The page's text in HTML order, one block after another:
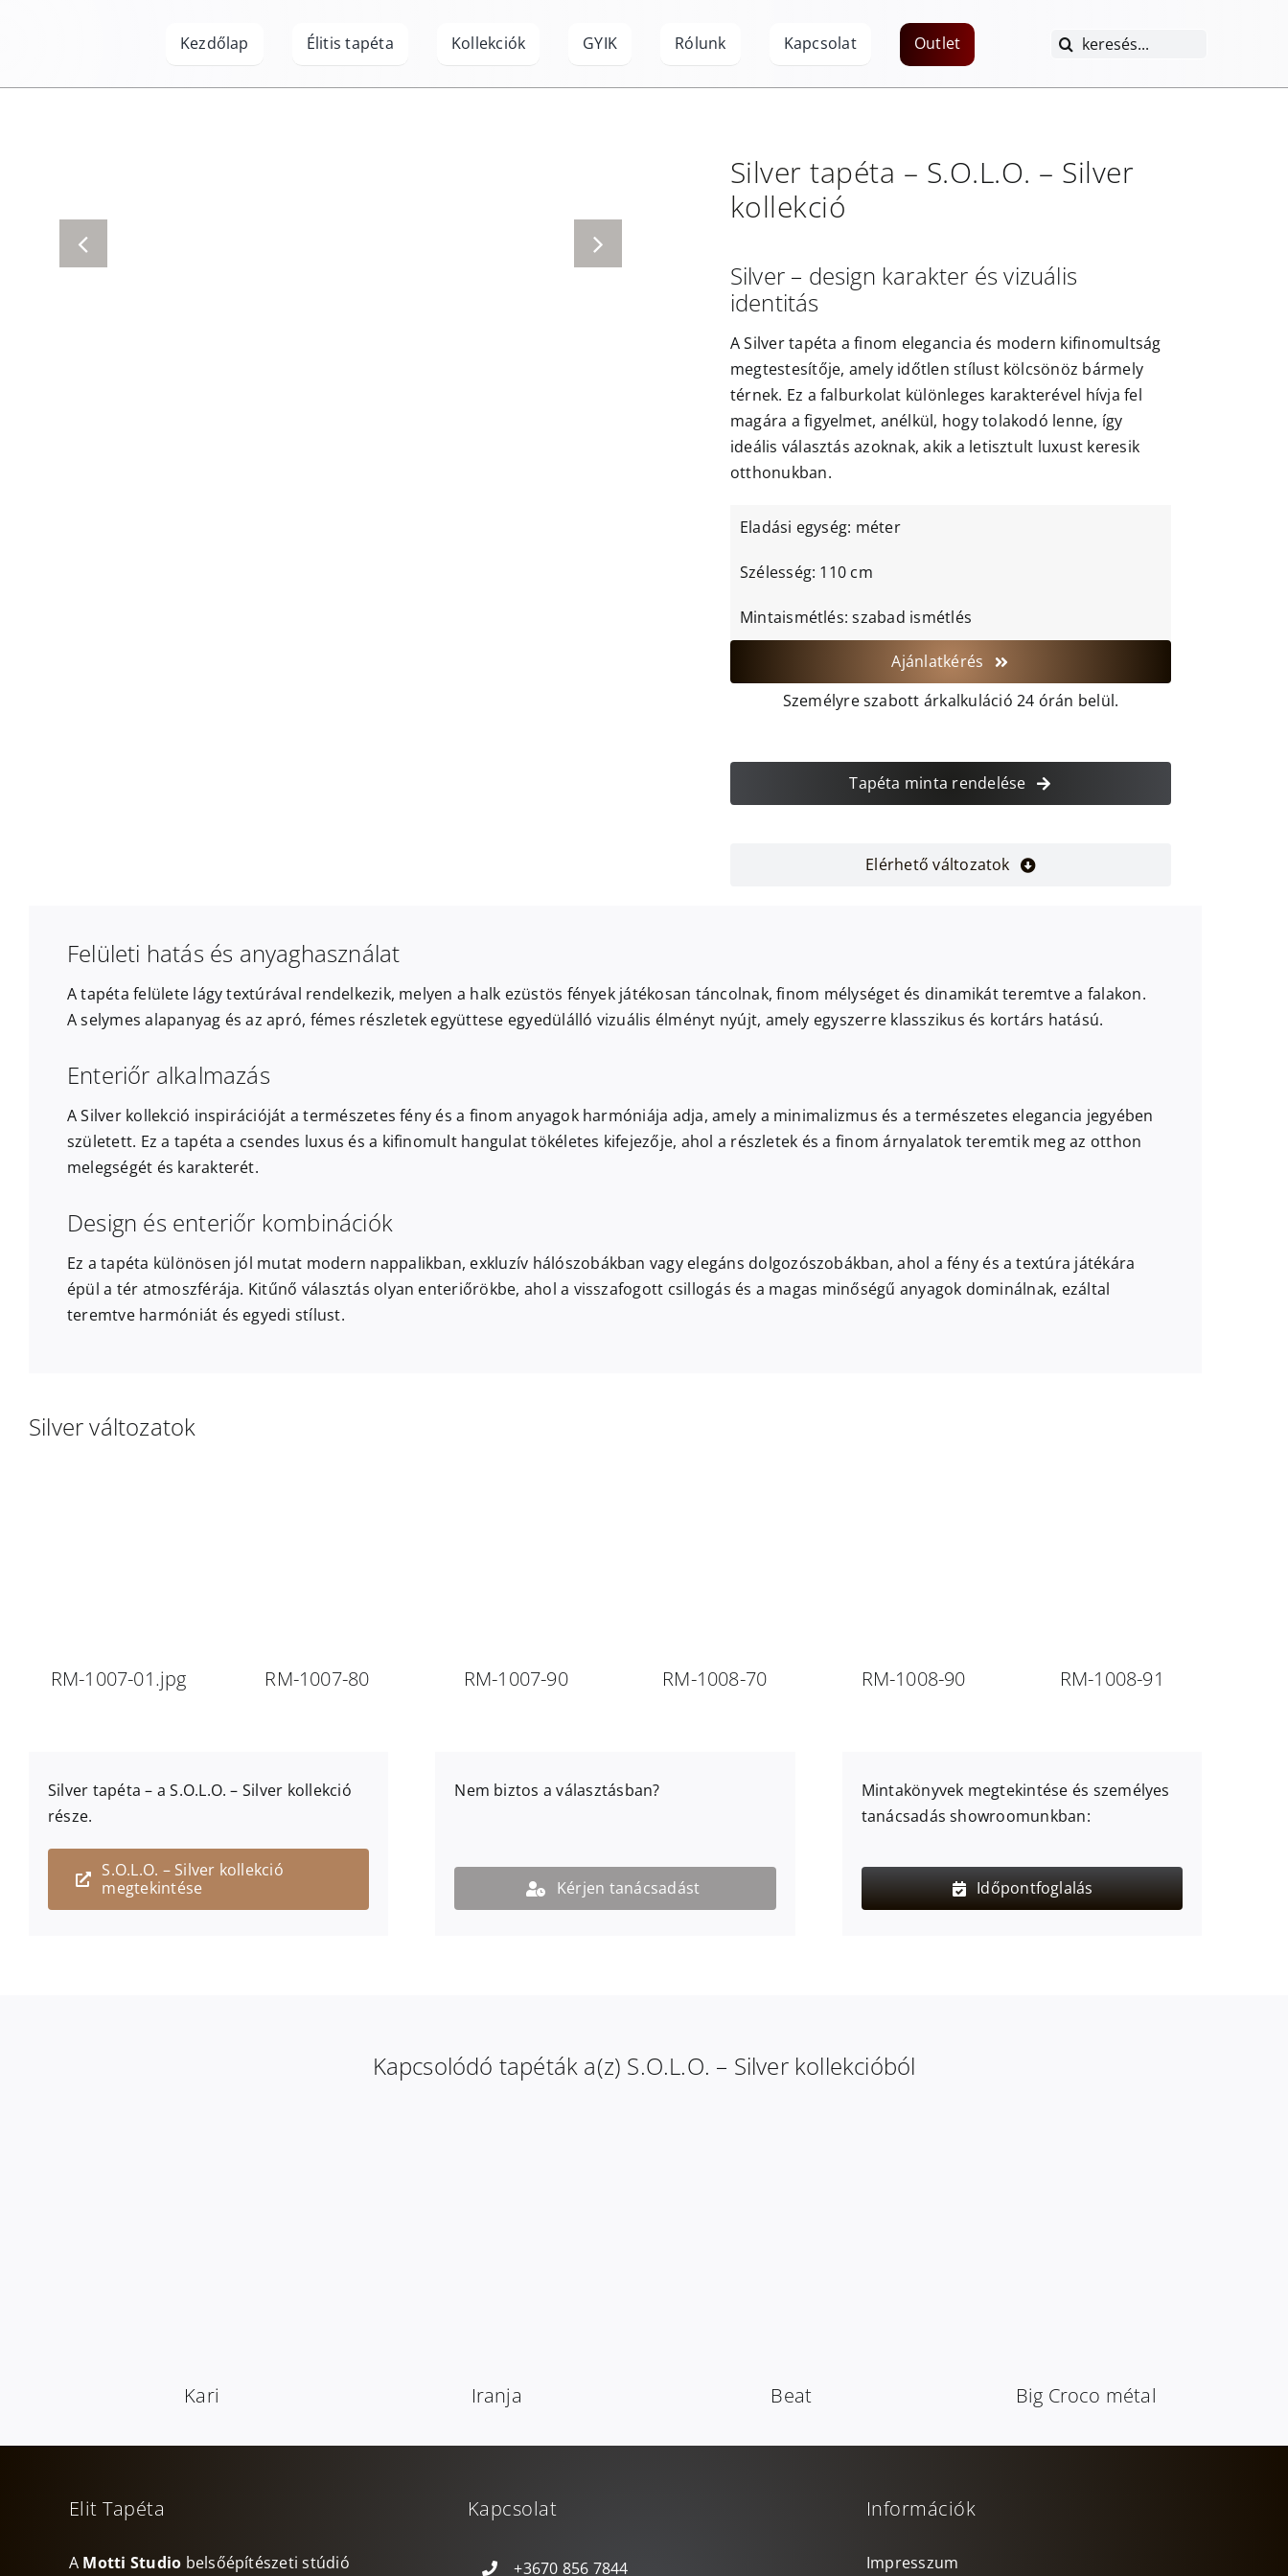
Kezdőlap
Élitis tapéta Kollekciók GYIK Rólunk Kapcsolat Outlet Keresés...
Silver tapéta – S.O.L.O. – Silver
kollekció
Silver – design karakter és vizuális
identitás
A Silver tapéta a finom elegancia és modern kifinomultság
megtestesítője, amely időtlen stílust kölcsönöz bármely
térnek. Ez a falburkolat különleges karakterével hívja fel
magára a figyelmet, anélkül, hogy tolakodó lenne, így
ideális választás azoknak, akik a letisztult luxust keresik
otthonukban.
Eladási egység: méter
Szélesség: 110 cm
Mintaismétlés: szabad ismétlés
Ajánlatkérés
Személyre szabott árkalkuláció 24 órán belül.
Tapéta minta rendelése
Elérhető változatok
Felületi hatás és anyaghasználat
A tapéta felülete lágy textúrával rendelkezik, melyen a halk ezüstös fények játékosan táncolnak, finom mélységet és dinamikát teremtve a falakon.
A selymes alapanyag és az apró, fémes részletek együttese egyedülálló vizuális élményt nyújt, amely egyszerre klasszikus és kortárs hatású.
Enteriőr alkalmazás
A Silver kollekció inspirációját a természetes fény és a finom anyagok harmóniája adja, amely a minimalizmus és a természetes elegancia jegyében
született. Ez a tapéta a csendes luxus és a kifinomult hangulat tökéletes kifejezője, ahol a részletek és a finom árnyalatok teremtik meg az otthon
melegségét és karakterét.
Design és enteriőr kombinációk
Ez a tapéta különösen jól mutat modern nappalikban, exkluzív hálószobákban vagy elegáns dolgozószobákban, ahol a fény és a textúra játékára
épül a tér atmoszférája. Kitűnő választás olyan enteriőrökbe, ahol a visszafogott csillogás és a magas minőségű anyagok dominálnak, ezáltal
teremtve harmóniát és egyedi stílust.
Silver változatok
RM-1007-01.jpg RM-1007-80 RM-1007-90 RM-1008-70 RM-1008-90 RM-1008-91
Silver tapéta – aS.O.L.O. – Silver kollekció
része.
S.O.L.O. – Silver kollekció
megtekintése
Nem biztos a választásban?
Kérjen tanácsadást
Mintakönyvek megtekintése és személyes
tanácsadás showroomunkban:
Időpontfoglalás
Kapcsolódó tapéták a(z) S.O.L.O. – Silver kollekcióból
Kari Iranja Beat Big Croco métal
Elit Tapéta
A Motti Studio belsőépítészeti stúdió
Kapcsolat
+3670 856 7844
Információk
Impresszum